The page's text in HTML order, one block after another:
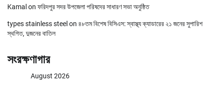
Kamal on ফরিদপুর সদর উপজেলা পরিষদের সাধারণ সভা অনুষ্ঠিত
types stainless steel on ৪৮তম বিশেষ বিসিএস: স্বাস্থ্য ক্যাডারের ২১ জনের সুপারিশ
স্থগিত, দুজনের বাতিল
সংরক্ষণাগার
August 2026